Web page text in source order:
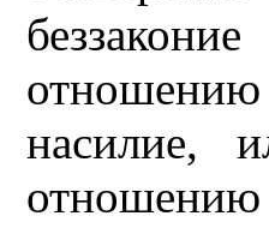
насилие,